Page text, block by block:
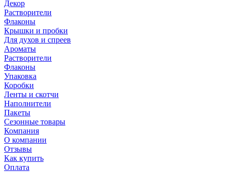
Декор
Растворители
Флаконы
Крышки и пробки
Для духов и спреев
Ароматы
Растворители
Флаконы
Упаковка
Коробки
Ленты и скотчи
Наполнители
Пакеты
Сезонные товары
Компания
О компании
Отзывы
Как купить
Оплата